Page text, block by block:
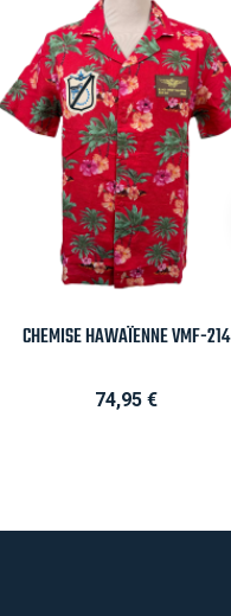
Aperçu rapide
CHEMISE HAWAÏENNE VMF-214
Prix
74,95 €